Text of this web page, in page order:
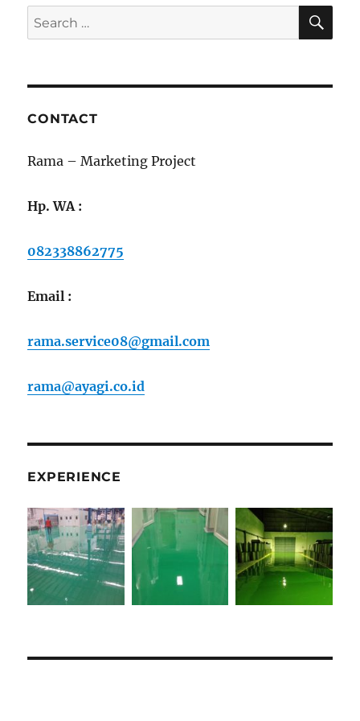
KAB.
Kecamatan
Sumenep
–
Marketing
Search
for:
CONTACT
Rama – Marketing Project
Hp. WA :
082338862775
Email :
rama.service08@gmail.com
rama@ayagi.co.id
EXPERIENCE